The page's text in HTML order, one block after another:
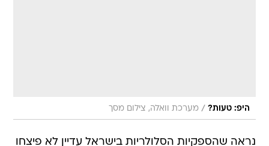
היפ: טעות? / מערכת וואלה, צילום מסך
נראה שהספקיות הסלולריות בישראל עדיין לא פיצחו